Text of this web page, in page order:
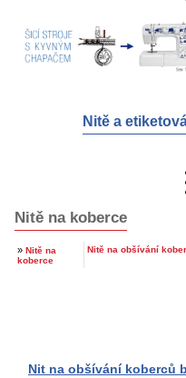
Nitě a
Nitě na koberce
» Nitě na
koberce
Nitě na obšívání
Nit na obšívání koberců